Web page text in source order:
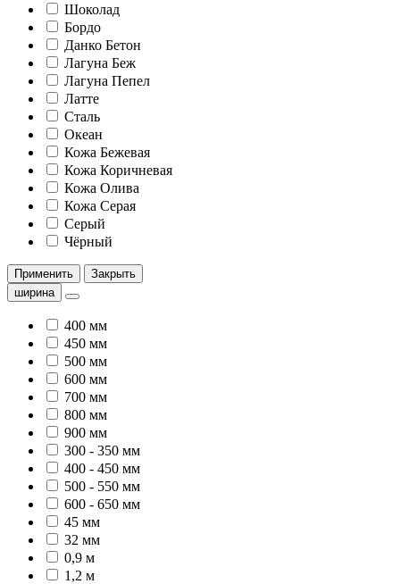
Шоколад
Бордо
Данко Бетон
Лагуна Беж
Лагуна Пепел
Латте
Сталь
Океан
Кожа Бежевая
Кожа Коричневая
Кожа Олива
Кожа Серая
Серый
Чёрный
Применить
Закрыть
ширина
400 мм
450 мм
500 мм
600 мм
700 мм
800 мм
900 мм
300 - 350 мм
400 - 450 мм
500 - 550 мм
600 - 650 мм
45 мм
32 мм
0,9 м
1,2 м